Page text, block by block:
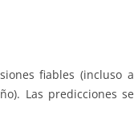
fiables (incluso a
Las predicciones se